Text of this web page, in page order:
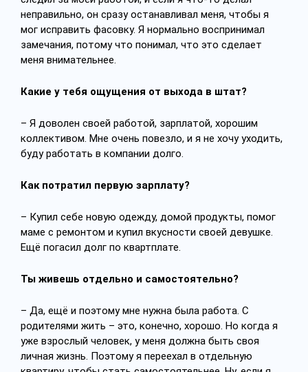
неправильно, он сразу останавливал меня, чтобы я
мог исправить фасовку. Я нормально воспринимал
замечания, потому что понимал, что это сделает
меня внимательнее.
Какие у тебя ощущения от выхода в штат?
– Я доволен своей работой, зарплатой, хорошим
коллективом. Мне очень повезло, и я не хочу уходить,
буду работать в компании долго.
Как потратил первую зарплату?
– Купил себе новую одежду, домой продукты, помог
маме с ремонтом и купил вкусности своей девушке.
Ещё погасил долг по квартплате.
Ты живешь отдельно и самостоятельно?
– Да, ещё и поэтому мне нужна была работа. С
родителями жить – это, конечно, хорошо. Но когда я
уже взрослый человек, у меня должна быть своя
личная жизнь. Поэтому я переехал в отдельную